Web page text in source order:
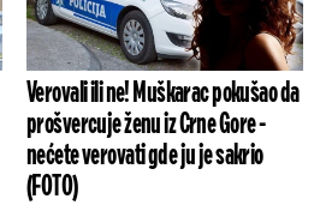
Verovali ili ne! Muškarac pokušao da
prošvercuje ženu iz Crne Gore -
nećete verovati gde ju je sakrio
(FOTO)